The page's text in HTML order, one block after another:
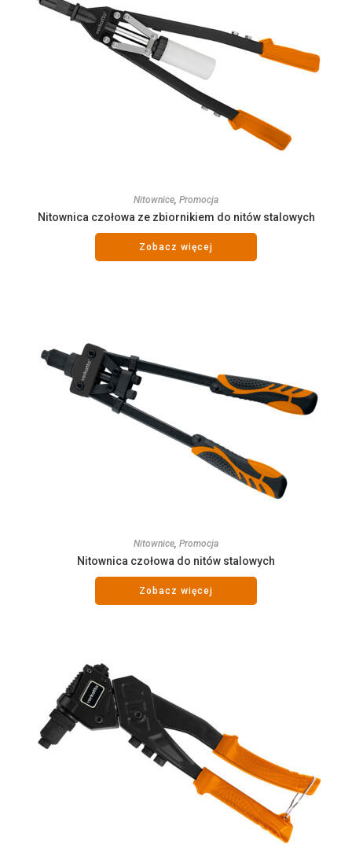
Nitownice, Promocja
Nitownica czołowa ze zbiornikiem do nitów stalowych
Zobacz więcej
Nitownice Promocja
Nitownica czołowa do nitów stalowych
Zobacz więcej